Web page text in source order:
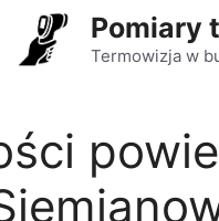
Pomiary
Termowizja w